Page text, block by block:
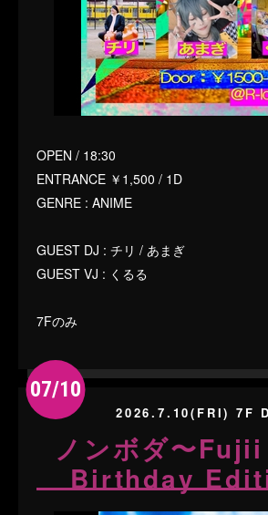
OPEN / 18:30
ENTRANCE ￥1,500 / 1D
GENRE : ANIME
GUEST DJ : チリ / あまぎ
GUEST VJ : くるる
7Fのみ
07/10
2026.7.10(FRI) 7F
ノンボダ〜
Birthday